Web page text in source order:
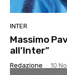
INTER
Massimo
all’Inter”
Redazione - 10